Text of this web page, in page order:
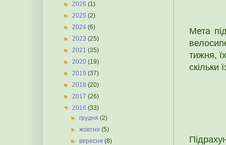
Мета
тижня,
скільки
► 2026 (1)
► 2025 (2)
► 2024 (6)
► 2023 (25)
► 2021 (35)
► 2020 (19)
► 2019 (37)
► 2018 (20)
► 2017 (26)
▼ 2016 (33)
►грудня(2)
►жовтня(5)
►вересня(8)